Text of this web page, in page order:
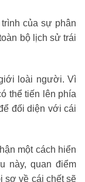
của sự phân
bộ lịch sử trái
loài người. Vì
thể tiến lên phía
đối diện với cái
một cách hiển
này, quan điểm
sợ về cái chết sẽ